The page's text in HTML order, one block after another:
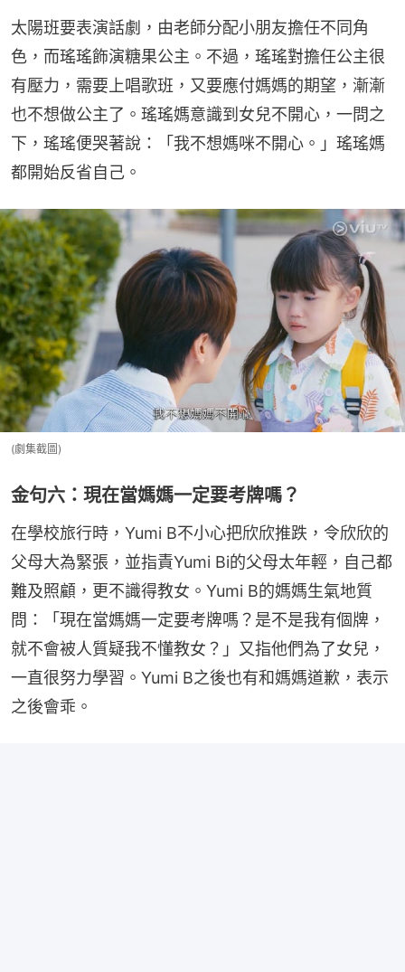
太陽班要表演話劇，由老師分配小朋友擔任不同角
色，而瑤瑤飾演糖果公主。不過，瑤瑤對擔任公主很
有壓力，需要上唱歌班，又要應付媽媽的期望，漸漸
也不想做公主了。瑤瑤媽意識到女兒不開心，一問之
下，瑤瑤便哭著說：「我不想媽咪不開心。」瑤瑤媽
都開始反省自己。
(劇集截圖)
金句六：現在當媽媽一定要考牌嗎？
在學校旅行時，Yumi B不小心把欣欣推跌，令欣欣的
父母大為緊張，並指責Yumi Bi的父母太年輕，自己都
難及照顧，更不識得教女。Yumi B的媽媽生氣地質
問：「現在當媽媽一定要考牌嗎？是不是我有個牌，
就不會被人質疑我不懂教女？」又指他們為了女兒，
一直很努力學習。Yumi B之後也有和媽媽道歉，表示
之後會乖。